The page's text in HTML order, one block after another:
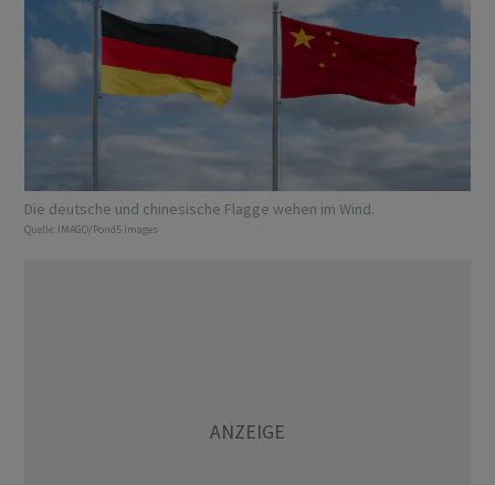
Die deutsche und chinesische Flagge wehen im Wind.
Quelle: IMAGO/Pond5 Images